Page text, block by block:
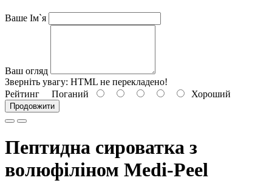
Ваше Ім`я
Ваш огляд
Зверніть увагу: HTML не перекладено!
Рейтинг Поганий Хороший
Продовжити
Пептидна сироватка з
волюфіліном Medi-Peel